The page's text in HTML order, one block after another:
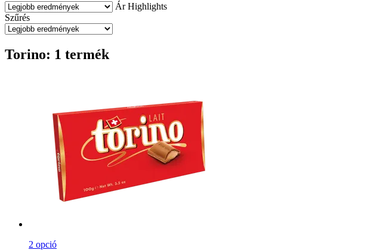
Ár Highlights
Szűrés
Torino: 1 termék
2 opció